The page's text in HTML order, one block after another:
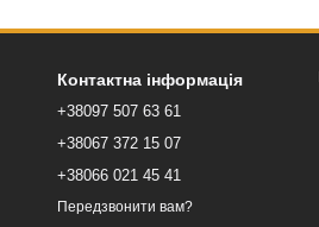
Контактна інформація
+38097 507 63 61
+38067 372 15 07
+38066 021 45 41
Передзвонити вам?